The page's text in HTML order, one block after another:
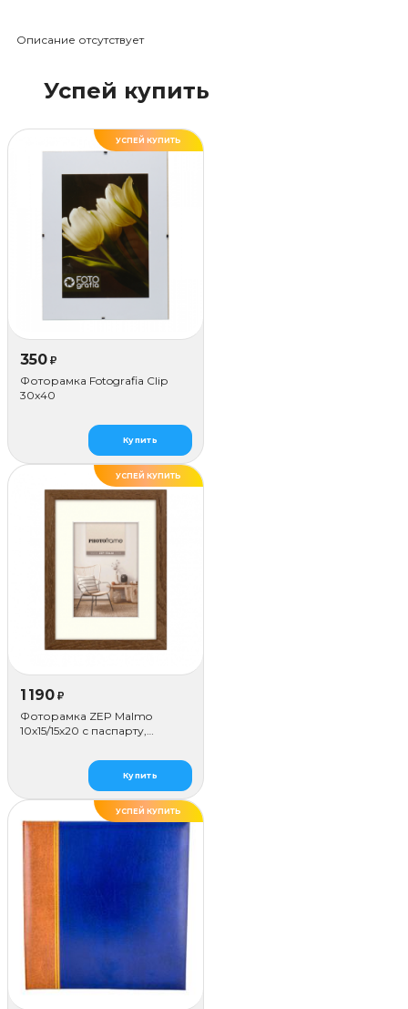
Описание отсутствует
Успей купить
УСПЕЙ КУПИТЬ
350 ₽
Фоторамка Fotografia Сlip
30x40
Купить
УСПЕЙ КУПИТЬ
1 190 ₽
Фоторамка ZEP Malmo
10х15/15х20 с паспарту,
Купить
УСПЕЙ КУПИТЬ